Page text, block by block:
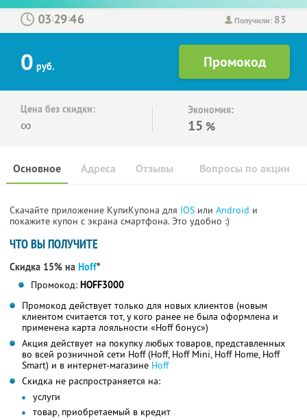
Получили: 83
: :
0 руб.
Цена без скидки:
∞
Экономия:
15 %
Основное Отзывы Вопросы по акции
Адреса
Скачайте приложение КупиКупона для IOS или Android и
покажите купон с экрана смартфона. Это удобно :)
ЧТО ВЫ ПОЛУЧИТЕ
Скидка 15% на Hoff*
Промокод: HOFF3000
Промокод действует только для новых клиентов (новым
клиентом считается тот, у кого ранее не была оформлена и
применена карта лояльности «Hoff бонус»)
Акция действует на покупку любых товаров, представленных
во всей розничной сети Hoff (Hoff, Hoff Mini, Hoff Home, Hoff
Smart) и в интернет-магазине Hoff
Скидка не распространяется на:
услуги
товар, приобретаемый в кредит